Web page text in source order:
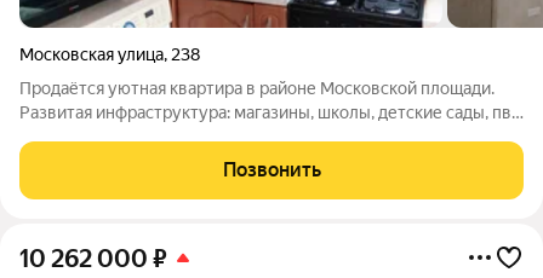
Московская улица, 238
Продаётся уютная квартира в районе Московской площади.
Развитая инфраструктура: магазины, школы, детские сады, пвз
Позвонить
10 262 000 ₽